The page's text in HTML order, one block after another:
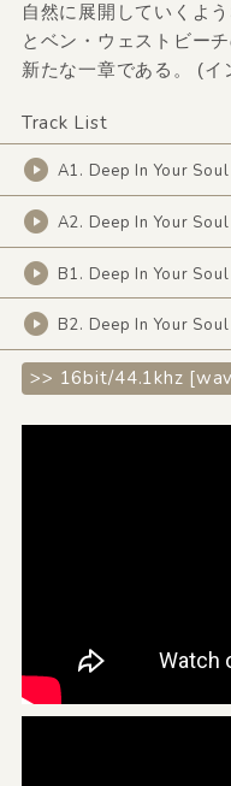
自然に展開していくよ
とベン・ウェストビー
新たな一章である。 (イ
Track List
A1. Deep In Your
A2. Deep In Your
B1. Deep In Your
B2. Deep In Your
>> 16bit/44.1khz